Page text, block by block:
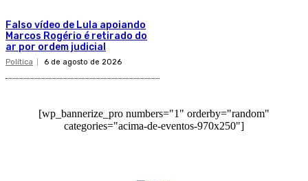
Falso vídeo de Lula apoiando
Marcos Rogério é retirado do
ar por ordem judicial
Política 6 de agosto de 2026
[wp_bannerize_pro numbers="1" orderby="random"
categories="acima-de-eventos-970x250"]